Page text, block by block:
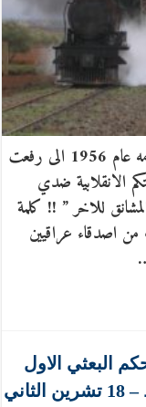
أ.د. سيّار الجميل قال نوري السعيد موجهاً كلامه عام 1956 الى رفعت
الانقلابية ضدي
للاخر ” !! كلمة
من اصدقاء عراقيين
: تشكيلة الحكم البعثي الاول
للعراق في 9 اشهر و10 أيام 8 شباط – 18 تشرين الثاني